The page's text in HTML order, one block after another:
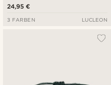
24,95 €
3 FARBEN LUCLEON